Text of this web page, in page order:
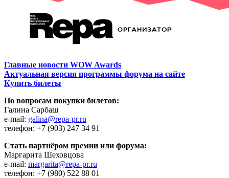
Главные новости WOW Awards
Актуальная версия программы форума на сайте
Купить билеты
По вопросам покупки билетов:
Галина Сарбаш
e-mail: galina@repa-pr.ru
телефон: +7 (903) 247 34 91
Стать партнёром премии или форума:
Маргарита Шеховцова
e-mail: margarita@repa-pr.ru
телефон: +7 (980) 522 88 01